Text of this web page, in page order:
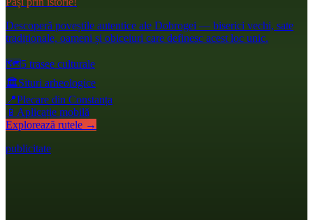
Descoperă poveștile autentice ale Dobrogei — biserici vechi, sate
tradiționale, oameni și obiceiuri care definesc acest loc unic.
🗺️5 trasee culturale
🏛️Situri arheologice
📍Plecare din Constanța
📱 Aplicație mobilă
Explorează rutele →
publicitate